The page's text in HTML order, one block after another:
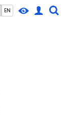
EN